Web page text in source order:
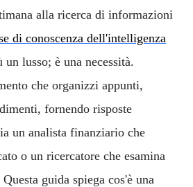
alla ricerca di informazioni
di conoscenza dell'intelligenza
un lusso; è una necessità.
che organizzi appunti,
fornendo risposte
un analista finanziario che
o un ricercatore che esamina
guida spiega cos'è una